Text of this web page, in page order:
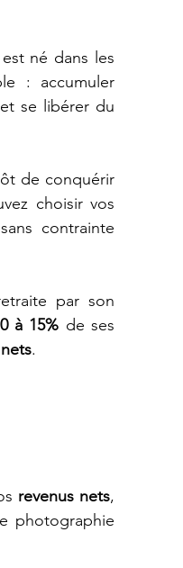
né dans les
: accumuler
se libérer du
de conquérir
choisir vos
contrainte
par son
à 15% de ses
.
revenus nets,
photographie